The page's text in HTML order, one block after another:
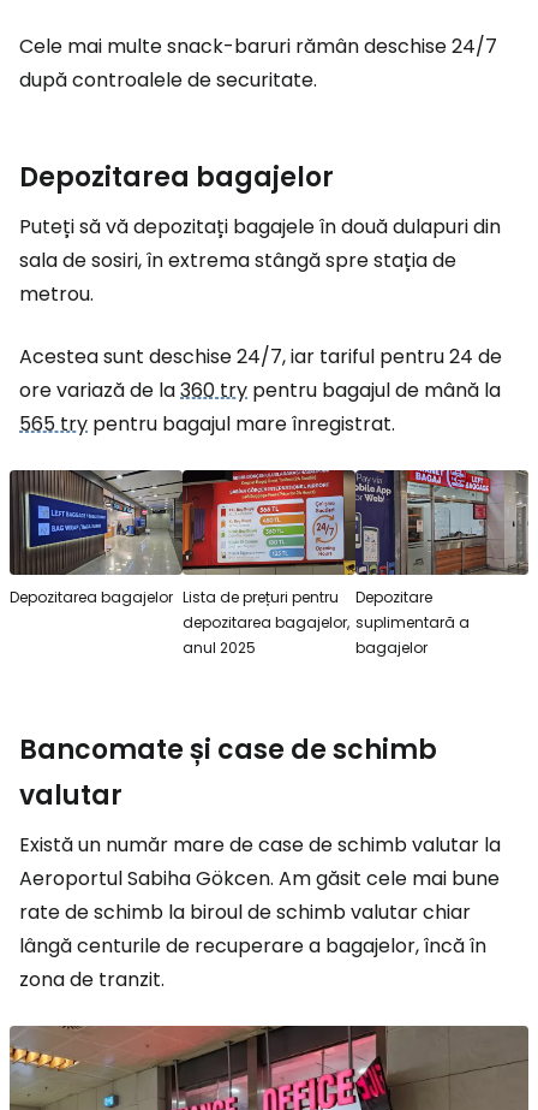
Cele mai multe snack-baruri rămân deschise 24/7
după controalele de securitate.
Depozitarea bagajelor
Puteți să vă depozitați bagajele în două dulapuri din
sala de sosiri, în extrema stângă spre stația de
metrou.
Acestea sunt deschise 24/7, iar tariful pentru 24 de
ore variază de la360 try pentru bagajul de mână la
565 try pentru bagajul mare înregistrat.
Depozitarea bagajelor Lista de prețuri pentru
depozitarea bagajelor,
anul 2025
Depozitare
suplimentară a
bagajelor
Bancomate și case de schimb
valutar
Există un număr mare de case de schimb valutar la
Aeroportul Sabiha Gökcen. Am găsit cele mai bune
rate de schimb la biroul de schimb valutar chiar
lângă centurile de recuperare a bagajelor, încă în
zona de tranzit.